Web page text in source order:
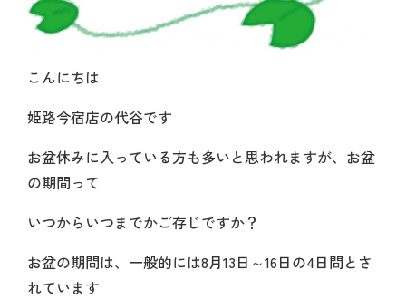
こんにちは
姫路今宿店の代谷です
お盆休みに入っている方も多いと思われますが、お盆
の期間って
いつからいつまでかご存じですか？
お盆の期間は、一般的には8月13日～16日の4日間とさ
れています